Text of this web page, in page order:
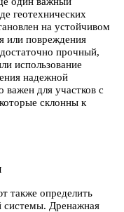
геотехнических
на устойчивом
или повреждения
прочный,
использование
надежной
для участков с
склонны к
также определить
системы. Дренажная